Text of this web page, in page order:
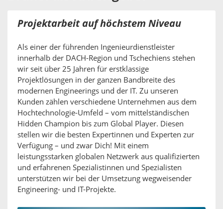
Projektarbeit auf höchstem Niveau
Als einer der führenden Ingenieurdienstleister
innerhalb der DACH-Region und Tschechiens stehen
wir seit über 25 Jahren für erstklassige
Projektlösungen in der ganzen Bandbreite des
modernen Engineerings und der IT. Zu unseren
Kunden zählen verschiedene Unternehmen aus dem
Hochtechnologie-Umfeld – vom mittelständischen
Hidden Champion bis zum Global Player. Diesen
stellen wir die besten Expertinnen und Experten zur
Verfügung – und zwar Dich! Mit einem
leistungsstarken globalen Netzwerk aus qualifizierten
und erfahrenen Spezialistinnen und Spezialisten
unterstützen wir bei der Umsetzung wegweisender
Engineering- und IT-Projekte.